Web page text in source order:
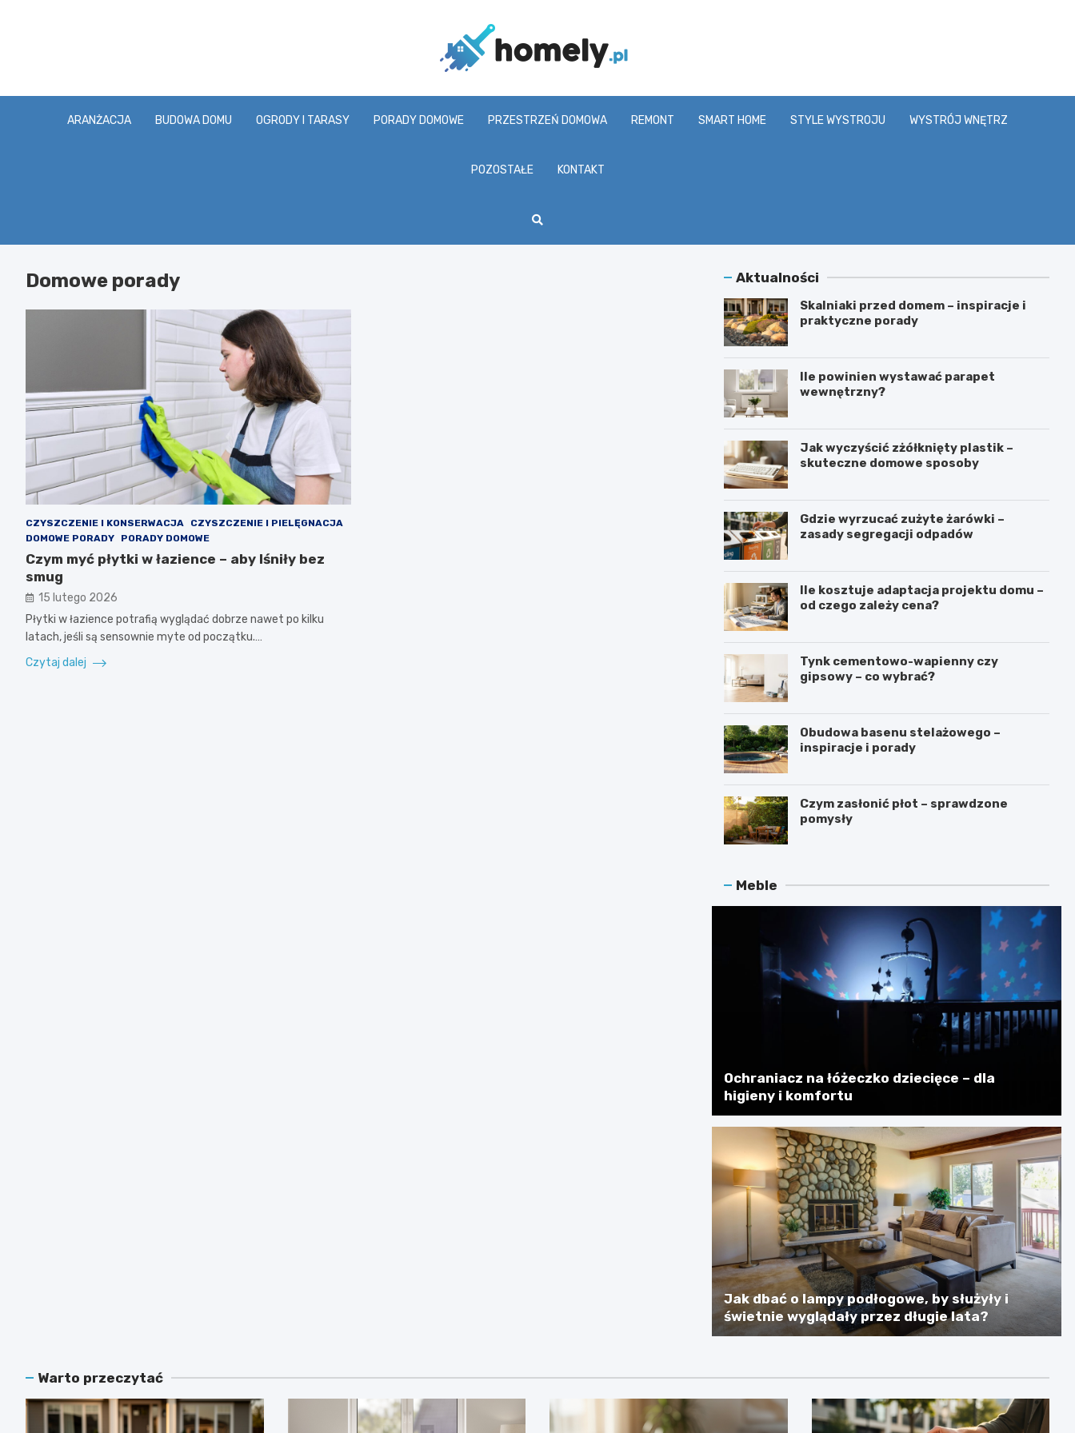
ARANŻACJA BUDOWA DOMU OGRODY I TARASY PORADY DOMOWE PRZESTRZEŃ DOMOWA REMONT SMART HOME STYLE WYSTROJU WYSTRÓJ WNĘTRZ
POZOSTAŁE KONTAKT
Domowe porady
CZYSZCZENIE I KONSERWACJA
CZYSZCZENIE I PIELĘGNACJA
DOMOWE PORADY
PORADY DOMOWE
Czym myć płytki w łazience – aby lśniły bez
smug
15 lutego 2026
Płytki w łazience potrafią wyglądać dobrze nawet po kilku
latach, jeśli są sensownie myte od początku.…
Czytaj dalej
Aktualności
Skalniaki przed domem – inspiracje i
praktyczne porady
Ile powinien wystawać parapet
wewnętrzny?
Jak wyczyścić zżółknięty plastik –
skuteczne domowe sposoby
Gdzie wyrzucać zużyte żarówki –
zasady segregacji odpadów
Ile kosztuje adaptacja projektu domu –
od czego zależy cena?
Tynk cementowo-wapienny czy
gipsowy – co wybrać?
Obudowa basenu stelażowego –
inspiracje i porady
Czym zasłonić płot – sprawdzone
pomysły
Meble
Ochraniacz na łóżeczko dziecięce – dla
higieny i komfortu
Jak dbać o lampy podłogowe, by służyły i
świetnie wyglądały przez długie lata?
Warto przeczytać